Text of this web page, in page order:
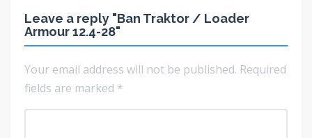
Leave a reply "Ban Traktor / Loader
Armour 12.4-28"
Your email address will not be published. Required
fields are marked *